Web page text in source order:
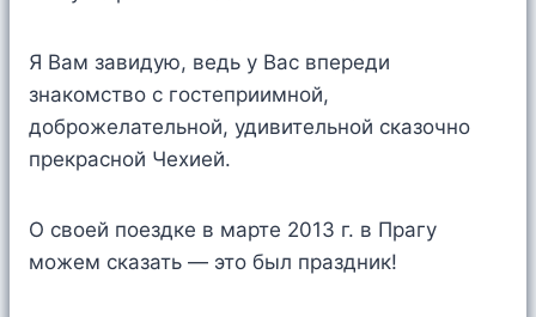
Я Вам завидую, ведь у Вас впереди
знакомство с гостеприимной,
доброжелательной, удивительной сказочно
прекрасной Чехией.
О своей поездке в марте 2013 г. в Прагу
можем сказать — это был праздник!